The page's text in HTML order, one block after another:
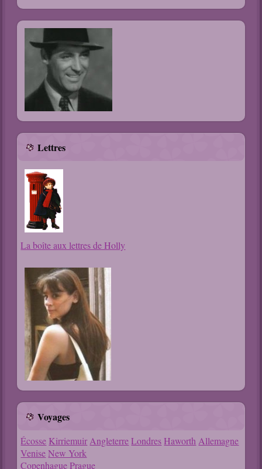
Lettres
La boîte aux lettres de Holly
Voyages
Écosse Kirriemuir Angleterre Londres Haworth Allemagne
Venise New York
Copenhague Prague